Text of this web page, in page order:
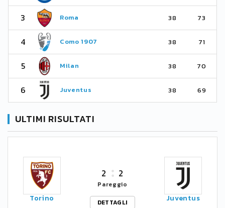
3 Roma 38 73
4 Como 1907 38 71
5 Milan 38 70
6 Juventus 38 69
ULTIMI RISULTATI
Torino
2 2
Pareggio
DETTAGLI
Juventus